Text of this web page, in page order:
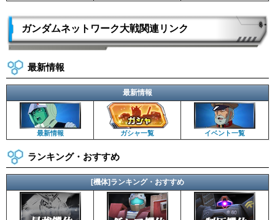
ガンダムネットワーク大戦関連リンク
最新情報
最新情報
最新情報 ガシャ一覧 イベント一覧
ランキング・おすすめ
[機体]ランキング・おすすめ